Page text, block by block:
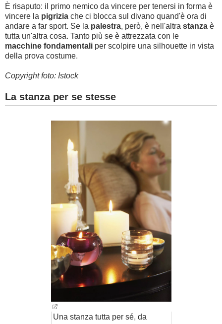
È risaputo: il primo nemico da vincere per tenersi in forma è
vincere la pigrizia che ci blocca sul divano quand'è ora di
andare a far sport. Se la palestra, però, è nell'altra stanza è
tutta un'altra cosa. Tanto più se è attrezzata con le
macchine fondamentali per scolpire una silhouette in vista
della prova costume.
Copyright foto: Istock
La stanza per se stesse
Una stanza tutta per sé, da